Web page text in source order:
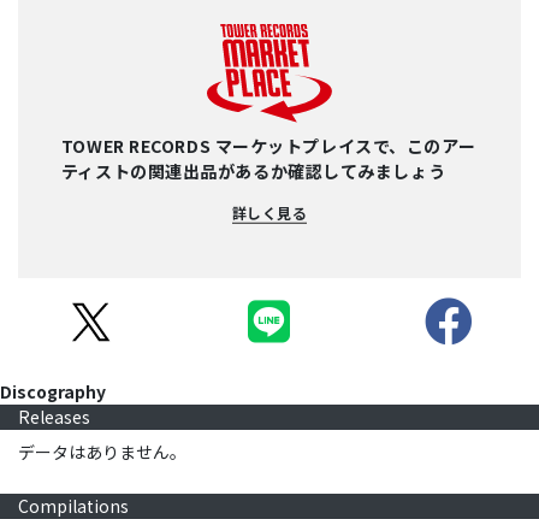
TOWER RECORDS マーケットプレイスで、このアー
ティストの関連出品があるか確認してみましょう
詳しく見る
Discography
Releases
データはありません。
Compilations